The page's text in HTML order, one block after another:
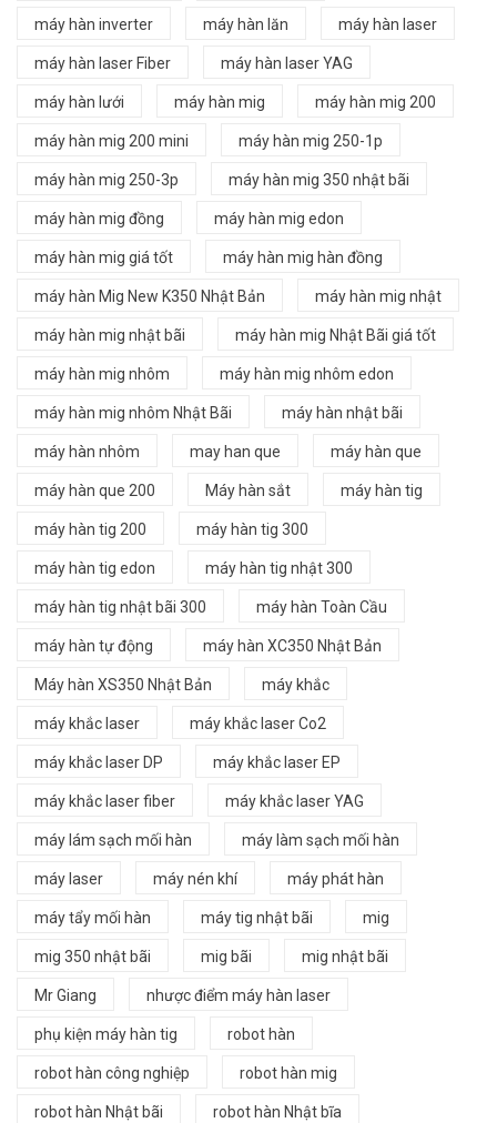
máy hàn inverter máy hàn lăn máy hàn laser
máy hàn laser Fiber máy hàn laser YAG
máy hàn lưới máy hàn mig máy hàn mig 200
máy hàn mig 200 mini máy hàn mig 250-1p
máy hàn mig 250-3p máy hàn mig 350 nhật bãi
máy hàn mig đồng máy hàn mig edon
máy hàn mig giá tốt máy hàn mig hàn đồng
máy hàn Mig New K350 Nhật Bản máy hàn mig nhật
máy hàn mig nhật bãi máy hàn mig Nhật Bãi giá tốt
máy hàn mig nhôm máy hàn mig nhôm edon
máy hàn mig nhôm Nhật Bãi máy hàn nhật bãi
máy hàn nhôm may han que máy hàn que
máy hàn que 200 Máy hàn sắt máy hàn tig
máy hàn tig 200 máy hàn tig 300
máy hàn tig edon máy hàn tig nhật 300
máy hàn tig nhật bãi 300 máy hàn Toàn Cầu
máy hàn tự động máy hàn XC350 Nhật Bản
Máy hàn XS350 Nhật Bản máy khắc
máy khắc laser máy khắc laser Co2
máy khắc laser DP máy khắc laser EP
máy khắc laser fiber máy khắc laser YAG
máy lám sạch mối hàn máy làm sạch mối hàn
máy laser máy nén khí máy phát hàn
máy tẩy mối hàn máy tig nhật bãi mig
mig 350 nhật bãi mig bãi mig nhật bãi
Mr Giang nhược điểm máy hàn laser
phụ kiện máy hàn tig robot hàn
robot hàn công nghiệp robot hàn mig
robot hàn Nhật bãi robot hàn Nhật bĩa